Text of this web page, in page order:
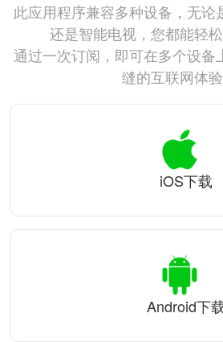
此应用程序兼容多种设备，无论
还是智能电视，您都能轻松
通过一次订阅，即可在多个设备
缝的互联网体验
iOS下载
Android下